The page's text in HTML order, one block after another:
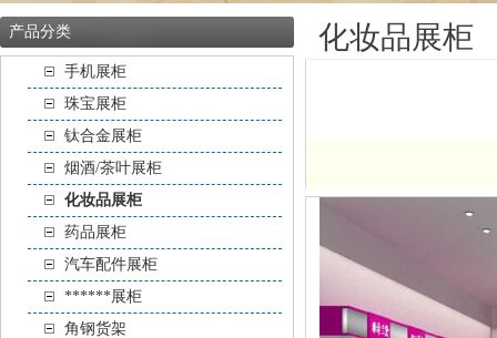
产品分类
手机展柜
珠宝展柜
钛合金展柜
烟酒/茶叶展柜
化妆品展柜
药品展柜
汽车配件展柜
******展柜
角钢货架
化妆品展柜